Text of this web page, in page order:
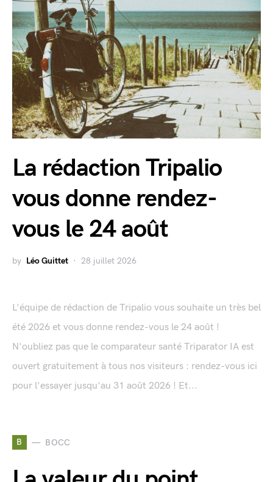
La rédaction Tripalio
vous donne rendez-
vous le 24 août
by Léo Guittet 28 juillet 2026
L'équipe de rédaction de Tripalio vous souhaite un très bel
été 2026 et vous donne rendez-vous le 24 août !
N'oubliez pas que le comparateur santé Triparator IA est
ouvert gratuitement à tous nos visiteurs : rendez-vous ici
pour l'essayer jusqu'au 31 août 2026 ! Et...
B BOCC